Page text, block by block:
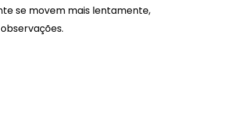
se movem mais lentamente,